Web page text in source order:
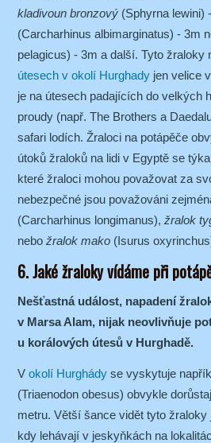
kladivoun bronzový (Sphyrna lewini)
(Carcharhinus albimarginatus) - 3m
pelagicus) - 3m a další. Tyto žraloky
útesech v okolí Hurghady jen velice
je na útesech padajících do velkých
proudy (např. The Brothers a
safari lodích. Žraloci na potápěče
útoků žraloků na lidi v Egyptě se
které žraloci mohou považovat za
nebezpečné jsou považováni
(Carcharhinus longimanus), žralok
nebo žralok mako (Isurus
6. Jaké žraloky vídáme při
Nešťastná událost, napadení
v Marsa Alam, nijak neovlivňuje
u korálových útesů v Hurghadě.
V okolí Hurghády se vyskytuje
(Triaenodon obesus) obvykle
metru. Větší šance vidět tyto
kdy lehávají v jeskyňkách na